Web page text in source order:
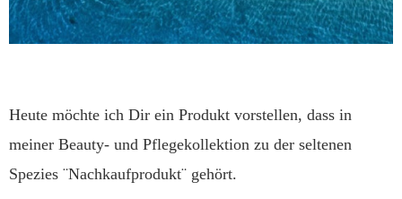
Heute möchte ich Dir ein Produkt vorstellen, dass in
meiner Beauty- und Pflegekollektion zu der seltenen
Spezies ¨Nachkaufprodukt¨ gehört.